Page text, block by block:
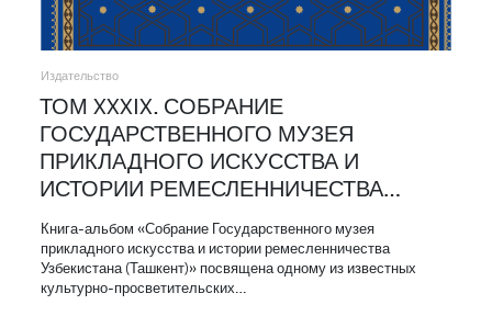
Издательство
ТОМ XXXIX. СОБРАНИЕ
ГОСУДАРСТВЕННОГО МУЗЕЯ
ПРИКЛАДНОГО ИСКУССТВА И
ИСТОРИИ РЕМЕСЛЕННИЧЕСТВА…
Книга-альбом «Собрание Государственного музея
прикладного искусства и истории ремесленничества
Узбекистана (Ташкент)» посвящена одному из известных
культурно-просветительских…